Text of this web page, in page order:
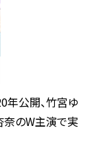
年公開、竹宮ゆ
奈のW主演で実